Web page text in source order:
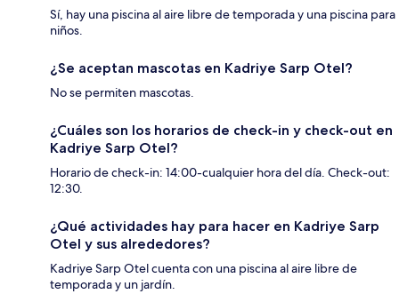
Sí, hay una piscina al aire libre de temporada y una piscina para
niños.
¿Se aceptan mascotas en Kadriye Sarp Otel?
No se permiten mascotas.
¿Cuáles son los horarios de check-in y check-out en
Kadriye Sarp Otel?
Horario de check-in: 14:00-cualquier hora del día. Check-out:
12:30.
¿Qué actividades hay para hacer en Kadriye Sarp
Otel y sus alrededores?
Kadriye Sarp Otel cuenta con una piscina al aire libre de
temporada y un jardín.